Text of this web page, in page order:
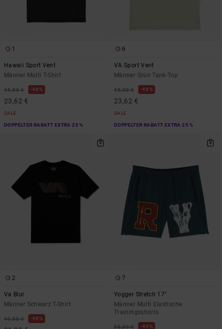
1
Hawaii Sport Vent
Männer Multi T-Shirt
45,00 € 48%
23,62 €
SALE
DOPPELTER RABATT EXTRA 25 %
6
VA Sport Vent
Männer Grün Tank-Top
45,00 € 48%
23,62 €
SALE
DOPPELTER RABATT EXTRA 25 %
2
Va Blur
Männer Schwarz T-Shirt
40,00 € 48%
7
Yogger Stretch 17"
Männer Multi Elastische
Trainingsshorts
55,00 € 40%